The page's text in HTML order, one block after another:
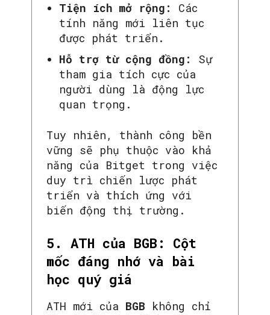
SEARCH...
Tiện ích mở rộng:
Các
tính năng mới liên tục
được phát triển.
Hỗ trợ từ cộng đồng:
Sự
tham gia tích cực của
người dùng là động lực
quan trọng.
Tuy nhiên, thành công bền
vững sẽ phụ thuộc vào khả
năng của Bitget trong việc
duy trì chiến lược phát
triển và thích ứng với
biến động thị trường.
5. ATH của BGB: Cột
mốc đáng nhớ và bài
học quý giá
ATH mới của BGB không chỉ